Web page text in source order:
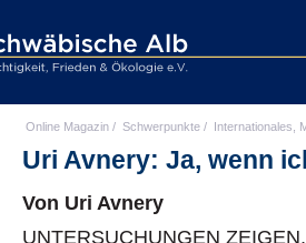
Online Magazin / Schwerpunkte / Internationales,
Uri Avnery: Ja, wenn
Von Uri Avnery
UNTERSUCHUNGEN